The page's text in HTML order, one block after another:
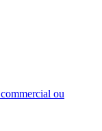
ou